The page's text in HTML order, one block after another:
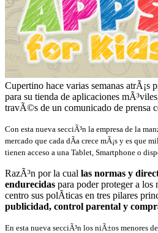
Cupertino hace varias semanas atrÃ¡s
para su tienda de aplicaciones
travÃ©s de un comunicado de prensa
Con esta nueva secciÃ³n la empresa de la
mercado que cada dÃ­a crece mÃ¡s y es que
tienen acceso a una Tablet, Smartphone o
RazÃ³n por la cual las normas y
endurecidas para poder proteger a
centro sus polÃ­ticas en tres pilares
publicidad, control parental y
En esta nueva secciÃ³n los niÃ±os menores